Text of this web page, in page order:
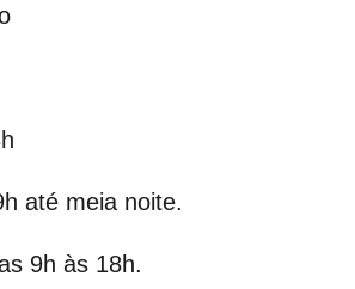
até meia noite.
9h às 18h.